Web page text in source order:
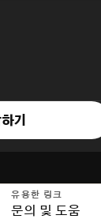
되셨습니까?
『블랙아웃』
기
유용한 링크
문의 및 도움